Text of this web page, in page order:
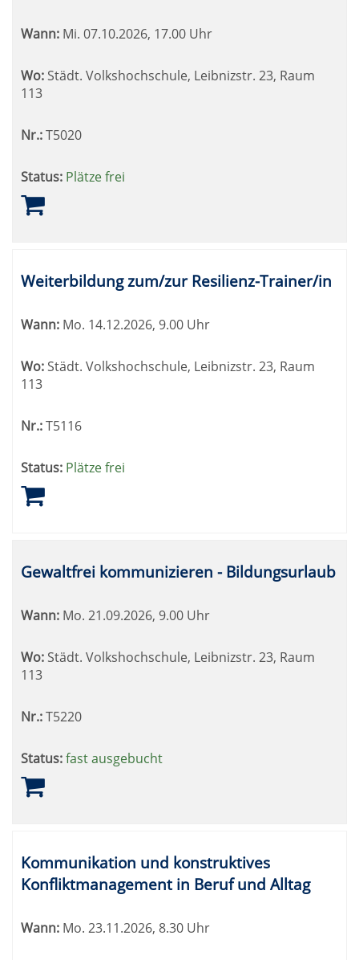
Wann: Mi. 07.10.2026, 17.00 Uhr
Wo: Städt. Volkshochschule, Leibnizstr. 23, Raum
113
Nr.:T5020
Status: Plätze frei
Weiterbildung zum/zur Resilienz-Trainer/in
Wann: Mo. 14.12.2026, 9.00 Uhr
Wo:Städt. Volkshochschule, Leibnizstr. 23, Raum
113
Nr.:T5116
Status: Plätze frei
Gewaltfrei kommunizieren - Bildungsurlaub
Wann: Mo. 21.09.2026, 9.00 Uhr
Wo: Städt. Volkshochschule, Leibnizstr. 23, Raum
113
Nr.:T5220
Status:fast ausgebucht
Kommunikation und konstruktives
Konfliktmanagement in Beruf und Alltag
Wann: Mo. 23.11.2026, 8.30 Uhr